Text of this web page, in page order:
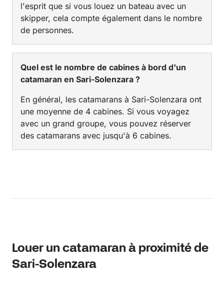
l'esprit que si vous louez un bateau avec un
skipper, cela compte également dans le nombre
de personnes.
Quel est le nombre de cabines à bord d'un
catamaran en Sari-Solenzara ?
En général, les catamarans à Sari-Solenzara ont
une moyenne de 4 cabines. Si vous voyagez
avec un grand groupe, vous pouvez réserver
des catamarans avec jusqu'à 6 cabines.
Louer un catamaran à proximité de
Sari-Solenzara